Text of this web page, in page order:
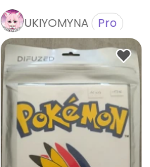
UKIYOMYNA Pro